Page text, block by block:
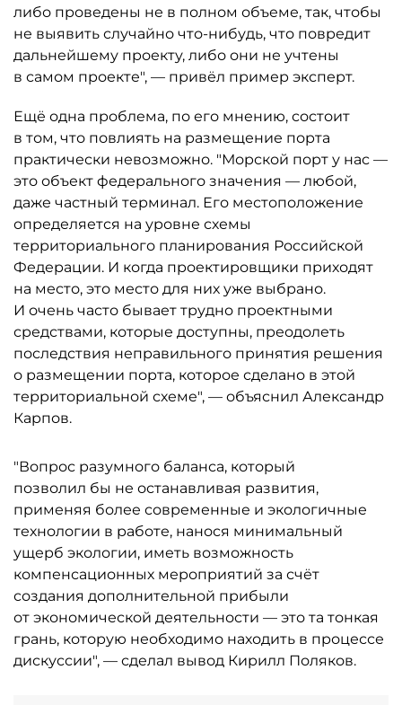
либо проведены не в полном объеме, так, чтобы
не выявить случайно что-нибудь, что повредит
дальнейшему проекту, либо они не учтены
в самом проекте", — привёл пример эксперт.
Ещё одна проблема, по его мнению, состоит
в том, что повлиять на размещение порта
практически невозможно. "Морской порт у нас —
это объект федерального значения — любой,
даже частный терминал. Его местоположение
определяется на уровне схемы
территориального планирования Российской
Федерации. И когда проектировщики приходят
на место, это место для них уже выбрано.
И очень часто бывает трудно проектными
средствами, которые доступны, преодолеть
последствия неправильного принятия решения
о размещении порта, которое сделано в этой
территориальной схеме", — объяснил Александр
Карпов.
"Вопрос разумного баланса, который
позволил бы не останавливая развития,
применяя более современные и экологичные
технологии в работе, нанося минимальный
ущерб экологии, иметь возможность
компенсационных мероприятий за счёт
создания дополнительной прибыли
от экономической деятельности — это та тонкая
грань, которую необходимо находить в процессе
дискуссии", — сделал вывод Кирилл Поляков.